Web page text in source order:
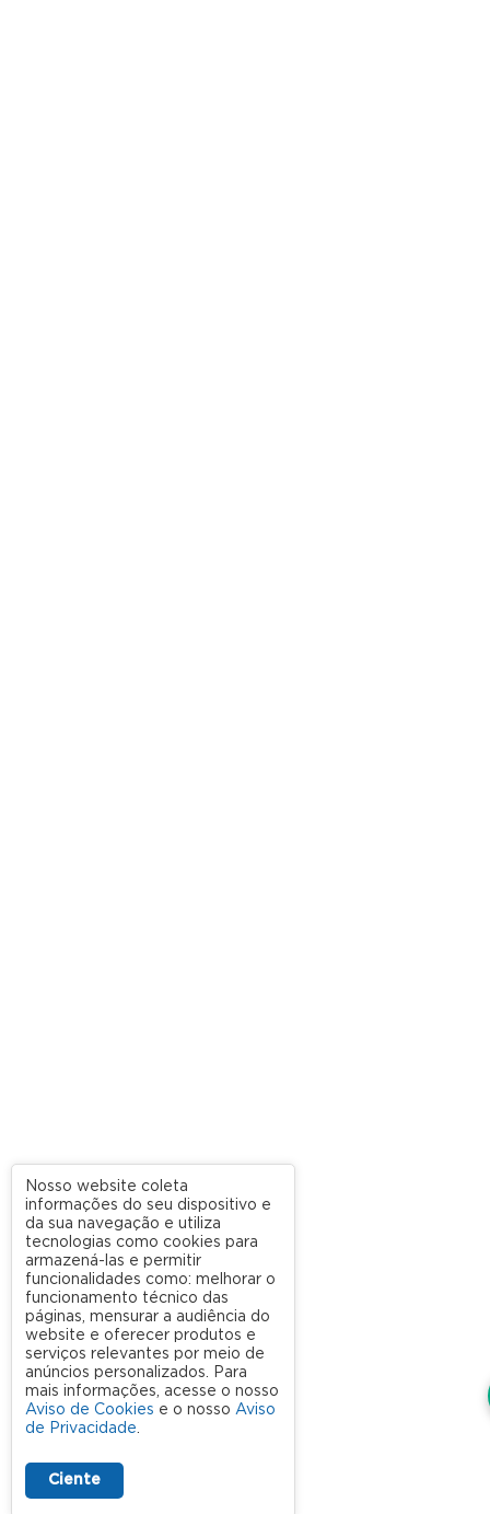
Nosso website coleta
informações do seu dispositivo e
da sua navegação e utiliza
tecnologias como cookies para
armazená-las e permitir
funcionalidades como: melhorar o
funcionamento técnico das
páginas, mensurar a audiência do
website e oferecer produtos e
serviços relevantes por meio de
anúncios personalizados. Para
mais informações, acesse o nosso
Aviso de Cookies e o nosso Aviso
de Privacidade.
Ciente